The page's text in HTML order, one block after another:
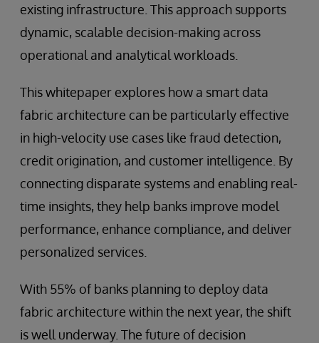
existing infrastructure. This approach supports
dynamic, scalable decision-making across
operational and analytical workloads.
This whitepaper explores how a smart data
fabric architecture can be particularly effective
in high-velocity use cases like fraud detection,
credit origination, and customer intelligence. By
connecting disparate systems and enabling real-
time insights, they help banks improve model
performance, enhance compliance, and deliver
personalized services.
With 55% of banks planning to deploy data
fabric architecture within the next year, the shift
is well underway. The future of decision